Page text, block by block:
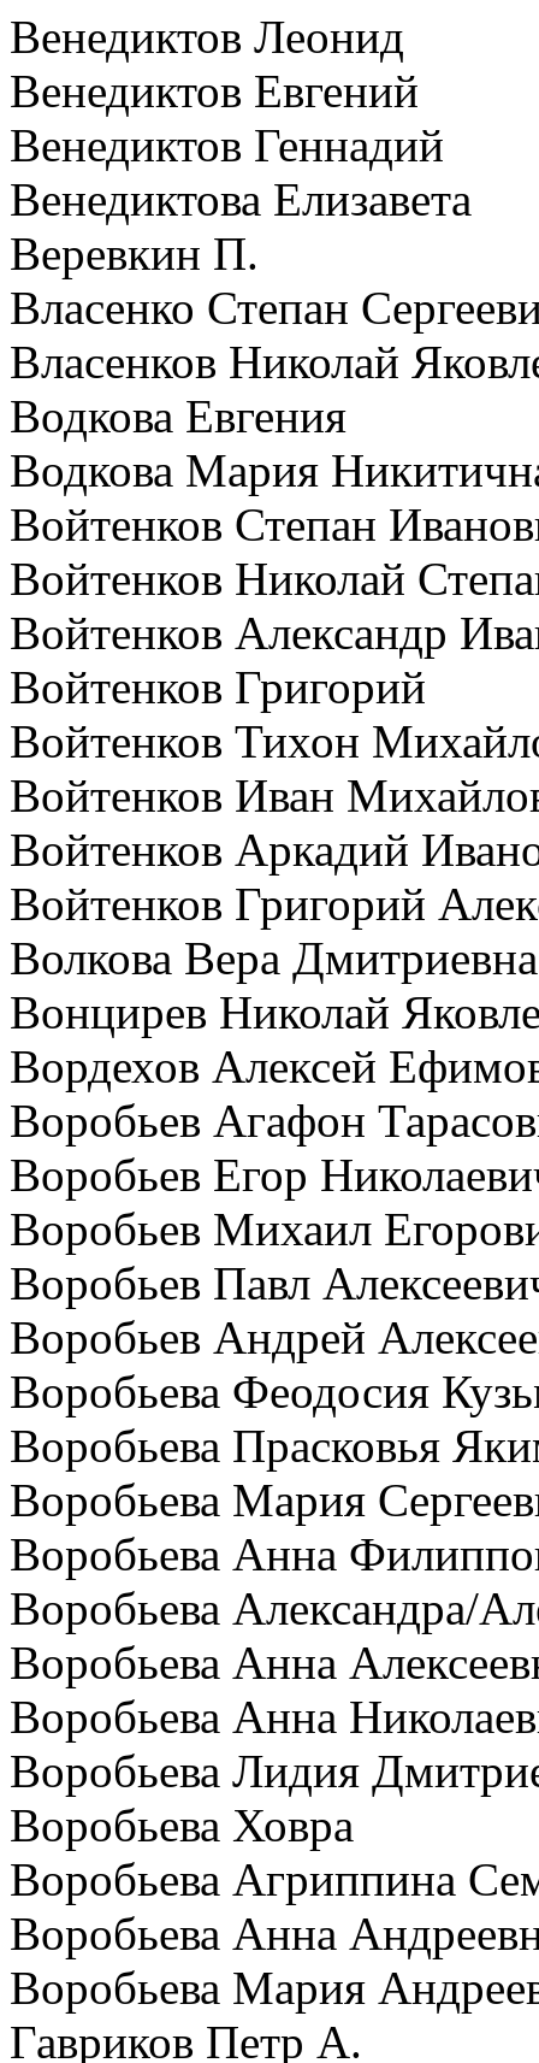
Венедиктов Леонид
Венедиктов Евгений
Венедиктов Геннадий
Венедиктова Елизавета
Веревкин П.
Власенко Степан
Власенков Николай
Водкова Евгения
Водкова Мария
Войтенков Степан
Войтенков Николай
Войтенков Александр
Войтенков Григорий
Войтенков Тихон
Войтенков Иван
Войтенков Аркадий
Войтенков Григорий
Волкова Вера Дмитриевна
Вонцирев Николай
Вордехов Алексей
Воробьев Агафон
Воробьев Егор
Воробьев Михаил
Воробьев Павл
Воробьев Андрей
Воробьева Феодосия
Воробьева Прасковья
Воробьева Мария
Воробьева Анна
Воробьева Александра/
Воробьева Анна
Воробьева Анна
Воробьева Лидия
Воробьева Ховра
Воробьева Агриппина
Воробьева Анна
Воробьева Мария
Гавриков Петр А.